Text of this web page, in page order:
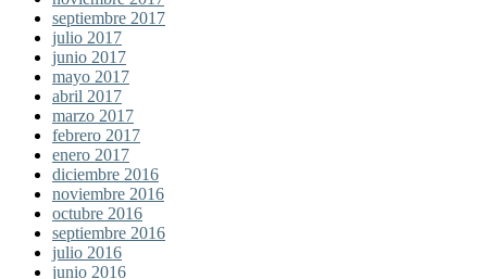
septiembre 2017
julio 2017
junio 2017
mayo 2017
abril 2017
marzo 2017
febrero 2017
enero 2017
diciembre 2016
noviembre 2016
octubre 2016
septiembre 2016
julio 2016
junio 2016